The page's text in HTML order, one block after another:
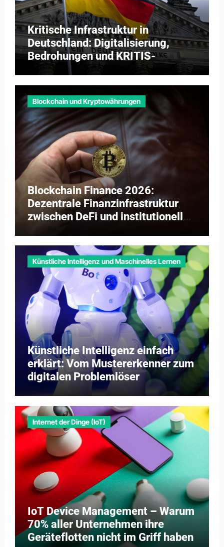
Kritische Infrastruktur in
Deutschland: Digitalisierung,
Bedrohungen und KRITIS-
Dachgesetz 2026
Blockchain und Kryptowährungen
Blockchain Finance 2026:
Dezentrale Finanzinfrastruktur
zwischen DeFi und institutioneller
Künstliche Intelligenz und Maschinelles Lernen
Künstliche Intelligenz einfach
erklärt: Vom Mustererkenner zum
digitalen Problemlöser
Internet der Dinge (IoT)
IoT Device Management – Warum
70% aller Unternehmen ihre
Geräteflotten nicht im Griff haben